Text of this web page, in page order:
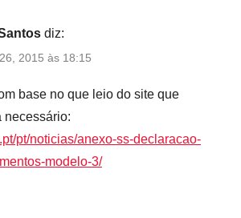
diz:
2015 às 18:15
base no que leio do site que
necessário:
pt/noticias/anexo-ss-declaracao-
modelo-3/